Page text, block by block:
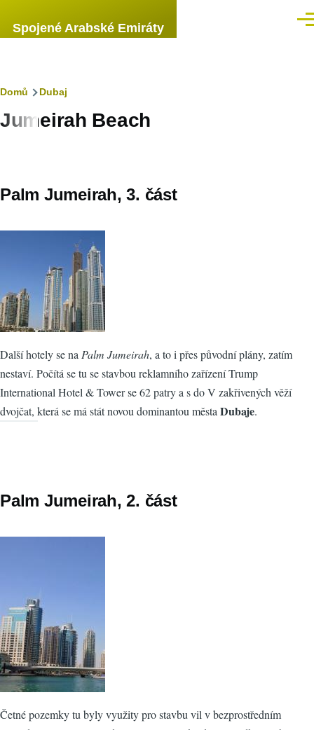
Spojené Arabské Emiráty
Drobečková
navigace
Domů Dubaj
Jumeirah Beach
Palm Jumeirah, 3. část
Další hotely se na Palm Jumeirah, a to i přes původní plány, zatím
nestaví. Počítá se tu se stavbou reklamního zařízení Trump
International Hotel & Tower se 62 patry a s do V zakřivených věží
dvojčat, která se má stát novou dominantou města Dubaje.
Palm Jumeirah, 2. část
Četné pozemky tu byly využity pro stavbu vil v bezprostředním